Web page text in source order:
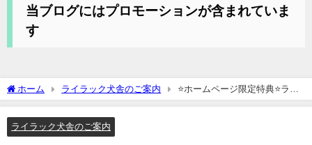
当ブログにはプロモーションが含まれていま
す
ホーム ライラック犬舎のご案内
⭐️ホームページ限定特典⭐️ライ
ラック犬舎 オーナー様募集中の可愛いパワフルなライラックメンバーズ(
≧∀≦)ノ
ライラック犬舎のご案内